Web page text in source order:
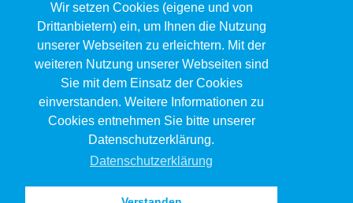
Wir setzen Cookies (eigene und von
Drittanbietern) ein, um Ihnen die Nutzung
unserer Webseiten zu erleichtern. Mit der
weiteren Nutzung unserer Webseiten sind
Sie mit dem Einsatz der Cookies
einverstanden. Weitere Informationen zu
Cookies entnehmen Sie bitte unserer
Datenschutzerklärung.
Datenschutzerklärung
Kind.Jugend.Familie KJF
Poststrasse 2, Postfach, 4410 Liestal
061 551 17 77
kjf@jsw.swiss